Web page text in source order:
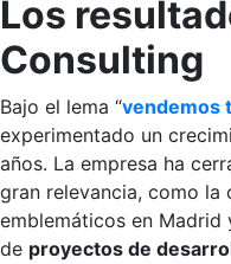
Los
Consulting
Bajo el lema “vendemos
experimentado un
años. La empresa ha
gran relevancia, como
emblemáticos en Madrid
de proyectos de